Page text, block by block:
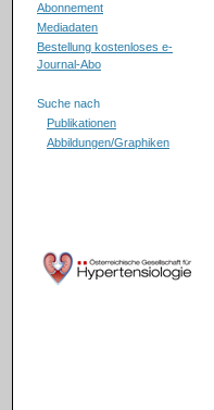
Abonnement
Mediadaten
Bestellung kostenloses e-
Journal-Abo
Suche nach
Publikationen
Abbildungen/Graphiken